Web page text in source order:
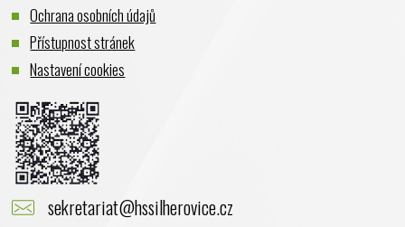
Červen 2023
Květen 2023
Duben 2023
Březen 2023
Únor 2023
Leden 2023
Prosinec 2022
Listopad 2022
Ochrana osobních údajů
Přístupnost stránek
Nastavení cookies
sekretariat@hssilherovice.cz